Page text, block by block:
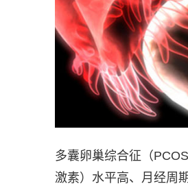
多囊卵巢综合征（
激素）水平高、月经周